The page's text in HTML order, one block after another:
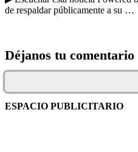
de respaldar públicamente a su …
Déjanos tu comentario
ESPACIO PUBLICITARIO